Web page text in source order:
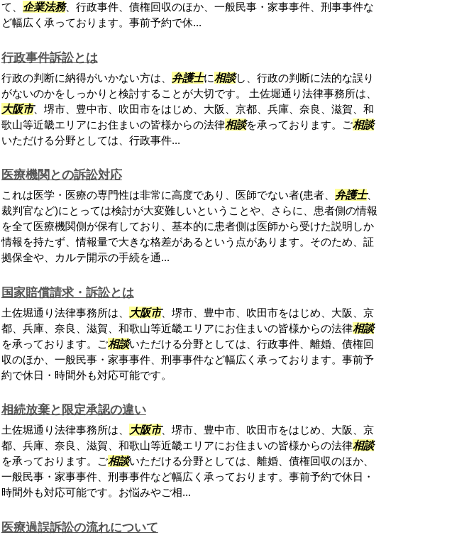
て、 企業法務、行政事件、債権回収のほか、一般民事・家事事件、刑事事件な
ど幅広く承っております。事前予約で休...
行政事件訴訟とは
行政の判断に納得がいかない方は、 弁護士に相談し、行政の判断に法的な誤り
がないのかをしっかりと検討することが大切です。 土佐堀通り法律事務所は、
大阪市、堺市、豊中市、吹田市をはじめ、大阪、京都、兵庫、奈良、滋賀、和
歌山等近畿エリアにお住まいの皆様からの法律相談を承っております。ご相談
いただける分野としては、行政事件...
医療機関との訴訟対応
これは医学・医療の専門性は非常に高度であり、医師でない者(患者、 弁護士、
裁判官など)にとっては検討が大変難しいということや、さらに、患者側の情報
を全て医療機関側が保有しており、基本的に患者側は医師から受けた説明しか
情報を持たず、情報量で大きな格差があるという点があります。そのため、証
拠保全や、カルテ開示の手続を通...
国家賠償請求・訴訟とは
土佐堀通り法律事務所は、 大阪市、堺市、豊中市、吹田市をはじめ、大阪、京
都、兵庫、奈良、滋賀、和歌山等近畿エリアにお住まいの皆様からの法律相談
を承っております。ご相談いただける分野としては、行政事件、離婚、債権回
収のほか、一般民事・家事事件、刑事事件など幅広く承っております。事前予
約で休日・時間外も対応可能です。
相続放棄と限定承認の違い
土佐堀通り法律事務所は、 大阪市、堺市、豊中市、吹田市をはじめ、大阪、京
都、兵庫、奈良、滋賀、和歌山等近畿エリアにお住まいの皆様からの法律相談
を承っております。ご相談いただける分野としては、離婚、債権回収のほか、
一般民事・家事事件、刑事事件など幅広く承っております。事前予約で休日・
時間外も対応可能です。お悩みやご相...
医療過誤訴訟の流れについて